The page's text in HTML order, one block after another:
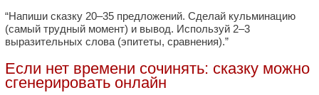
“Напиши сказку 20–35 предложений. Сделай кульминацию
(самый трудный момент) и вывод. Используй 2–3
выразительных слова (эпитеты, сравнения).”
Если нет времени сочинять: сказку можно
сгенерировать онлайн